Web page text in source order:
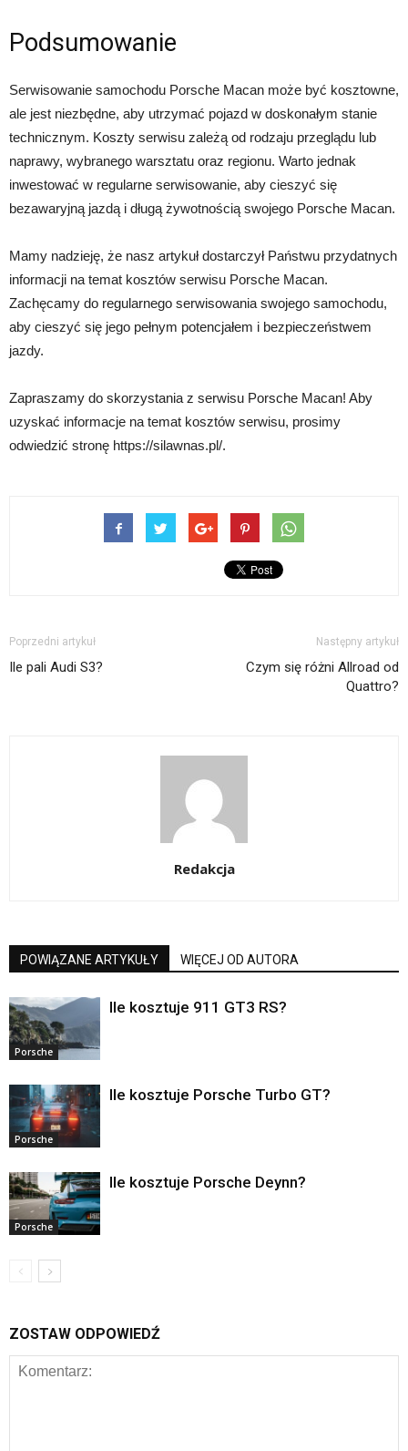
Podsumowanie
Serwisowanie samochodu Porsche Macan może być kosztowne,
ale jest niezbędne, aby utrzymać pojazd w doskonałym stanie
technicznym. Koszty serwisu zależą od rodzaju przeglądu lub
naprawy, wybranego warsztatu oraz regionu. Warto jednak
inwestować w regularne serwisowanie, aby cieszyć się
bezawaryjną jazdą i długą żywotnością swojego Porsche Macan.
Mamy nadzieję, że nasz artykuł dostarczył Państwu przydatnych
informacji na temat kosztów serwisu Porsche Macan.
Zachęcamy do regularnego serwisowania swojego samochodu,
aby cieszyć się jego pełnym potencjałem i bezpieczeństwem
jazdy.
Zapraszamy do skorzystania z serwisu Porsche Macan! Aby
uzyskać informacje na temat kosztów serwisu, prosimy
odwiedzić stronę https://silawnas.pl/.
Poprzedni artykuł
Ile pali Audi S3?
Następny artykuł
Czym się różni Allroad od
Quattro?
Redakcja
POWIĄZANE ARTYKUŁY WIĘCEJ OD AUTORA
Porsche
Ile kosztuje 911 GT3 RS?
Porsche
Ile kosztuje Porsche Turbo GT?
Porsche
Ile kosztuje Porsche Deynn?
ZOSTAW ODPOWIEDŹ